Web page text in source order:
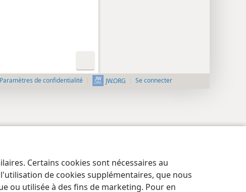
Certains cookies sont nécessaires au
de cookies supplémentaires, que nous
ou utilisée à des fins de marketing. Pour en
Paramètres de confidentialité JW.ORG Se connecter